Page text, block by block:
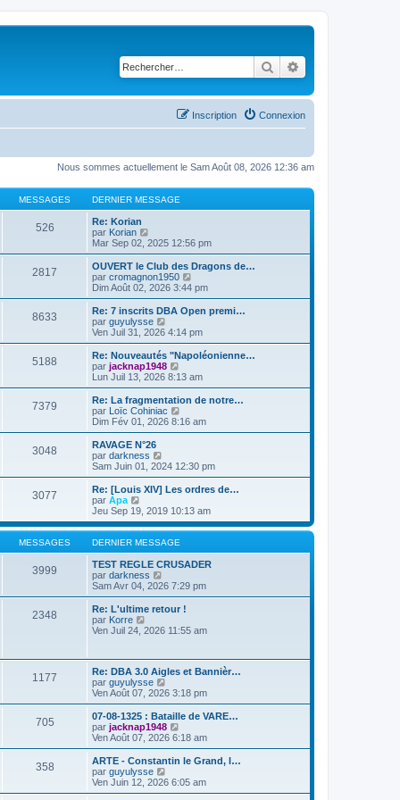
Rechercher
Connexion
Inscription
Nous sommes actuellement le Sam Août 08, 2026 12:36 am
MESSAGES DERNIER MESSAGE
526
Re: Korian
par Korian
o
n
s
u
l
r
l
e
e
r
n
i
e
r
m
e
s
s
a
g
e
Mar Sep 02, 2025 12:56 pm
2817
OUVERT le Club des Dragons de…
par cromagnon1950
o
n
s
l
r
e
e
n
i
m
e
s
a
g
e
Dim Août 02, 2026 3:44 pm
8633
Re: 7 inscrits DBA Open premi…
par guyulysse
o
n
s
u
l
e
r
l
e
n
i
e
m
e
s
s
a
g
Ven Juil 31, 2026 4:14 pm
5188
Re: Nouveautés "Napoléonienne…
par jacknap1948
o
n
s
l
l
e
e
n
i
r
e
s
a
g
Lun Juil 13, 2026 8:13 am
7379
Re: La fragmentation de notre…
par Loïc Cohiniac
o
n
l
r
l
e
d
n
i
e
r
e
s
Dim Fév 01, 2026 8:16 am
3048
RAVAGE N°26
par darkness
o
n
s
l
e
r
l
e
e
n
i
e
r
e
s
s
a
e
Sam Juin 01, 2024 12:30 pm
3077
Re: [Louis XIV] Les ordres de…
par Apa
o
n
s
u
l
t
e
r
l
e
d
e
i
e
r
m
e
s
s
a
g
Jeu Sep 19, 2019 10:13 am
MESSAGES DERNIER MESSAGE
3999
TEST REGLE CRUSADER
par darkness
o
n
s
l
r
l
e
d
e
r
n
i
m
e
s
Sam Avr 04, 2026 7:29 pm
2348
Re: L'ultime retour !
par Korre
o
u
l
t
e
r
l
e
d
e
r
n
i
Ven Juil 24, 2026 11:55 am
1177
Re: DBA 3.0 Aigles et Bannièr…
par guyulysse
o
n
s
u
l
e
r
l
e
Ven Août 07, 2026 3:18 pm
705
07-08-1325 : Bataille de VARE…
par jacknap1948
o
n
s
l
Ven Août 07, 2026 6:18 am
358
ARTE - Constantin le Grand, l…
par guyulysse
o
n
Ven Juin 12, 2026 6:05 am